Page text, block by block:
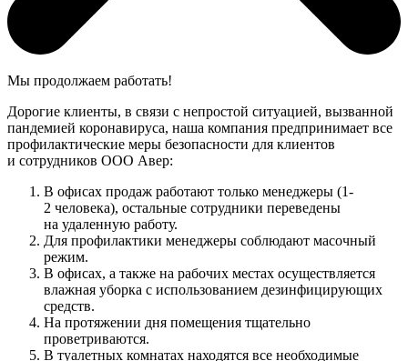
Мы продолжаем работать!
Дорогие клиенты, в связи с непростой ситуацией, вызванной
пандемией коронавируса, наша компания предпринимает все
профилактические меры безопасности для клиентов
и сотрудников ООО Авер:
В офисах продаж работают только менеджеры (1-
2 человека), остальные сотрудники переведены
на удаленную работу.
Для профилактики менеджеры соблюдают масочный
режим.
В офисах, а также на рабочих местах осуществляется
влажная уборка с использованием дезинфицирующих
средств.
На протяжении дня помещения тщательно
проветриваются.
В туалетных комнатах находятся все необходимые